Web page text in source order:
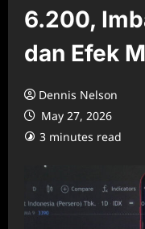
6.200,
dan Efek
Dennis Nelson
May 27, 2026
3 minutes read